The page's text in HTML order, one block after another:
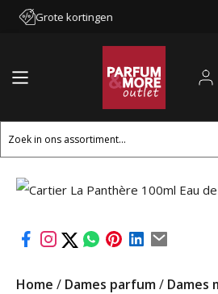
Grote kortingen
Zoeken
naar:
Home / Dames parfum/ Dames